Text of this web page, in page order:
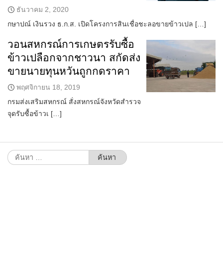
ธันวาคม 2, 2020
กษาปณ์ เงินรวง ธ.ก.ส. เปิดโครงการสินเชื่อชะลอขายข้าวเปล […]
วอนสหกรณ์การเกษตรรับซื้อ
ข้าวเปลือกจากชาวนา สกัดส่ง
ขายนายทุนหวันถูกกดราคา
พฤศจิกายน 18, 2019
กรมส่งเสริมสหกรณ์ สั่งสหกรณ์จังหวัดสำรวจ
จุดรับซื้อข้าวเ […]
ค้นหา
สำหรับ: